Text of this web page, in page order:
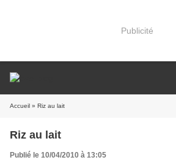
Publicité
Accueil » Riz au lait
Riz au lait
Publié le 10/04/2010 à 13:05